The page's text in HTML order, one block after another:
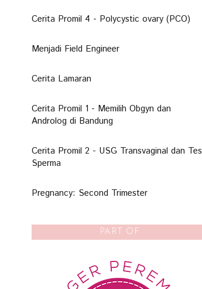
Cerita Promil 4 - Polycystic ovary (PCO)
Menjadi Field Engineer
Cerita Lamaran
Cerita Promil 1 - Memilih Obgyn dan
Androlog di Bandung
Cerita Promil 2 - USG Transvaginal dan Tes
Sperma
Pregnancy: Second Trimester
PART OF